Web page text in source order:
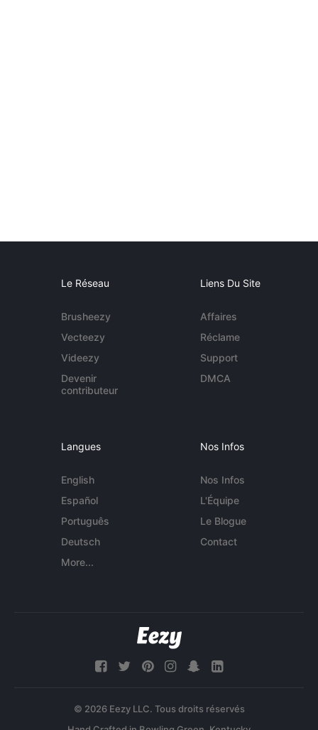
Le Réseau
Brusheezy
Vecteezy
Videezy
Devenir
contributeur
Liens Du Site
Affaires
Réclame
Support
DMCA
Langues
English
Español
Português
Deutsch
More...
Nos Infos
Nos Infos
L'Équipe
Le Blogue
Contact
© 2026 Eezy LLC. Tous droits réservés